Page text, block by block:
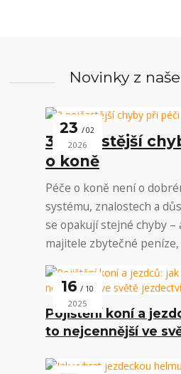
Novinky z
23 02
2026
3 nejčastější
o koně
Péče o koně není o
systému, znalostech a
se opakují stejné chyby –
majitele zbytečné peníze,
16 10
2025
Pojištění koní a
to nejcennější ve